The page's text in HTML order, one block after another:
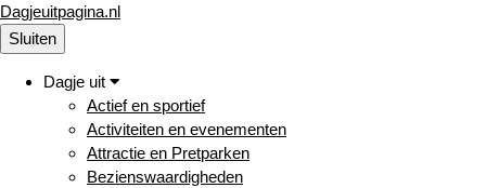
Dagjeuitpagina.nl
Sluiten
Dagje uit
Actief en sportief
Activiteiten en evenementen
Attractie en Pretparken
Bezienswaardigheden